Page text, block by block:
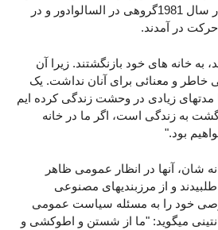
هندوراسی بپا خواستند. در سال 1981گروهی در السالوادور و در
به خانه های خود بازنگشتند. زیرا آن
و معنائی برای آنان نداشت. یک
مدتهای زیادی در وحشت زندگی کرده ایم
به زندگی است، اگر ما در خانه
بود."
شان، آنها در انظار عمومی ظاهر
و از مرزبندیهای مصنوعی
خود را به مسئله سیاست عمومی
مادر آرژانتینی میگوید: "ما از شستن و اطوکشی و